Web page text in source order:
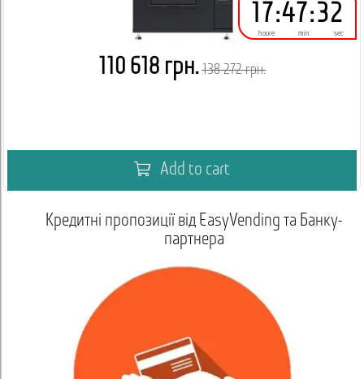
17
houre
:47
min
:32
sec
110 618 грн. 138 272 грн.
Add to cart
Кредитні пропозиції від EasyVending та Банку-
партнера